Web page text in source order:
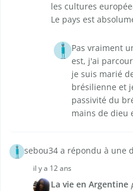
les cultures
Le pays est
Pas vraiment
est, j'ai
je suis marié
brésilienne et
passivité du
mains de dieu
sebou34 a répondu à une
il y a 12 ans
La vie en Argentine